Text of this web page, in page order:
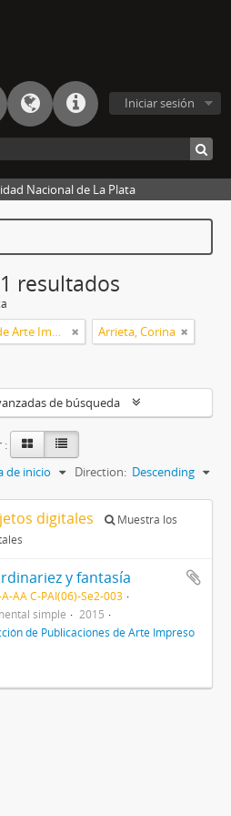
Iniciar sesión
Nacional de La Plata
resultados
Colección de Publicaciones de Arte Impreso Arrieta, Corina
de búsqueda
:
de inicio Direction: Descending
digitales
Muestra los
y fantasía
AA C-PAI(06)-Se2-003
simple
2015
de Publicaciones de Arte Impreso